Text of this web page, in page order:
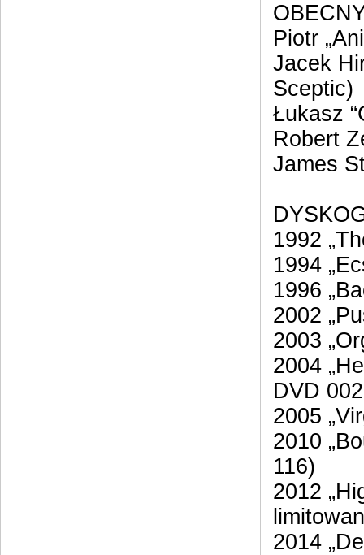
Piotr
Jacek
Sceptic)
Łukasz
Robert
James
1992
1994
1996
2002
2003
2004
DVD
2005
2010
116)
2012
2014